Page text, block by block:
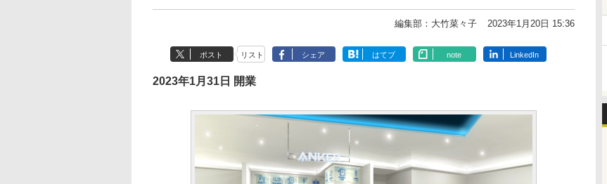
編集部：大竹菜々子 2023年1月20日 15:36
ポスト リスト シェア はてブ note LinkedIn
2023年1月31日 開業